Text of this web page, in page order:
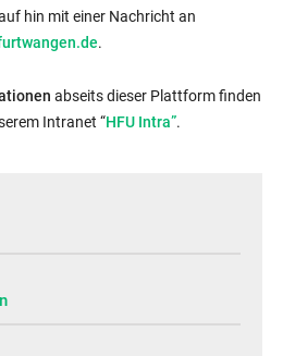
hin mit einer Nachricht an
.
abseits dieser Plattform finden
Intranet “Externer
HFU Intra”.